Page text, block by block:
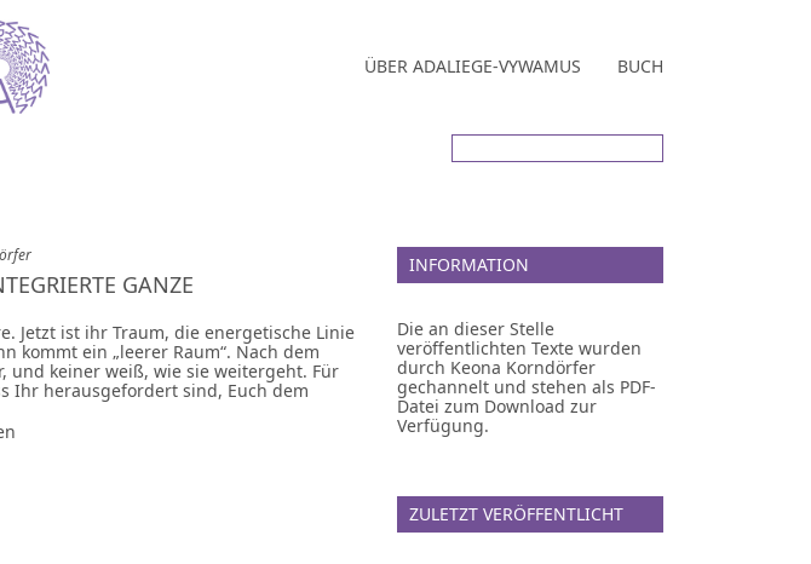
ÜBER ADALIEGE-VYWAMUS BUCH
GANZE
Jetzt ist ihr Traum, die energetische Linie
kommt ein „leerer Raum“. Nach dem
und keiner weiß, wie sie weitergeht. Für
Ihr herausgefordert sind, Euch dem
INFORMATION
Die an dieser Stelle
veröffentlichten Texte wurden
durch Keona Korndörfer
gechannelt und stehen als PDF-
Datei zum Download zur
Verfügung.
ZULETZT VERÖFFENTLICHT